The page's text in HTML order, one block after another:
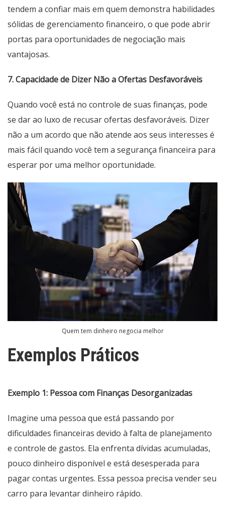
tendem a confiar mais em quem demonstra habilidades
sólidas de gerenciamento financeiro, o que pode abrir
portas para oportunidades de negociação mais
vantajosas.
7. Capacidade de Dizer Não a Ofertas Desfavoráveis
Quando você está no controle de suas finanças, pode
se dar ao luxo de recusar ofertas desfavoráveis. Dizer
não a um acordo que não atende aos seus interesses é
mais fácil quando você tem a segurança financeira para
esperar por uma melhor oportunidade.
Quem tem dinheiro negocia melhor
Exemplos Práticos
Exemplo 1: Pessoa com Finanças Desorganizadas
Imagine uma pessoa que está passando por
dificuldades financeiras devido à falta de planejamento
e controle de gastos. Ela enfrenta dívidas acumuladas,
pouco dinheiro disponível e está desesperada para
pagar contas urgentes. Essa pessoa precisa vender seu
carro para levantar dinheiro rápido.